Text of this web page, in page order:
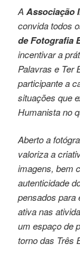
A Associação
convida todos
de Fotografia
incentivar a
Palavras e Ter
participante a
situações que
Humanista no
Aberto a
valoriza a
imagens, bem
autenticidade
pensados para
ativa nas
um espaço de
torno das Três